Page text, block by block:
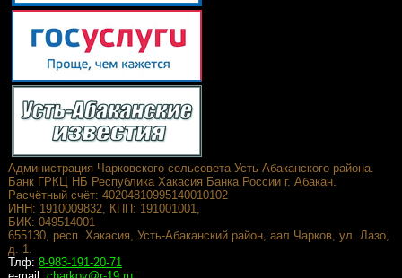
Администрация Чарковского сельсовета Усть-Абаканского района.
Банк ГРКЦ НБ Республика Хакасия Банка России г. Абакан.
Расчётный счёт: 40204810995140010102
ИНН: 1910009832, КПП: 191001001,
БИК: 049514001
655130, респ. Хакасия, Усть-Абаканский район, аал Чарков, ул. Лазо,
д. 1.
Тлф: 8-983-191-20-71